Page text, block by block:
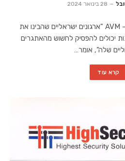
28 בינואר 2024
עמית אילוז, HSL. תמונה – AVM "ארגונים ישראליים שהבינו את
יכולים להפסיק לחשוש מהאתגרים
שלה", אומר…
קרא עוד